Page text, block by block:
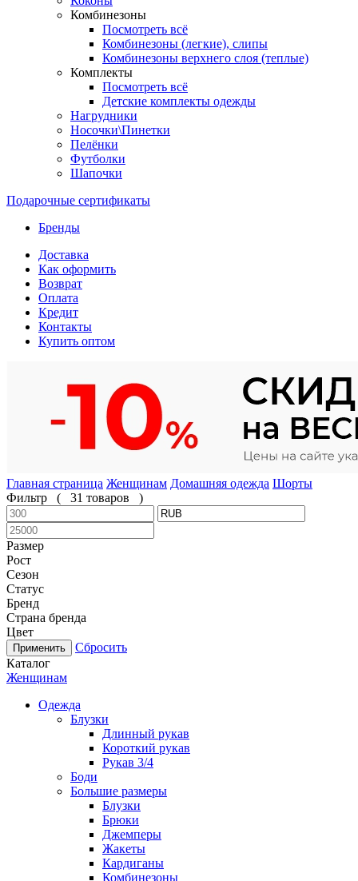
Комбинезоны
Посмотреть всё
Комбинезоны (легкие), слипы
Комбинезоны верхнего слоя (теплые)
Комплекты
Посмотреть всё
Детские комплекты одежды
Нагрудники
Носочки\Пинетки
Пелёнки
Футболки
Шапочки
Подарочные сертификаты
Бренды
Доставка
Как оформить
Возврат
Оплата
Кредит
Контакты
Купить оптом
Главная страница Женщинам Домашняя одежда Шорты
Фильтр
( 31 товаров )
Размер
Рост
Сезон
Статус
Бренд
Страна бренда
Цвет
Сбросить
Каталог
Женщинам
Одежда
Блузки
Длинный рукав
Короткий рукав
Рукав 3/4
Боди
Большие размеры
Блузки
Брюки
Джемперы
Жакеты
Кардиганы
Комбинезоны